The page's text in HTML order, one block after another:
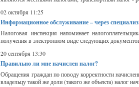
02 октября 11:25
Информационное обслуживание – через
Налоговая инспекция напоминает
получения в электронном виде следующих
20 сентября 13:30
Правильно ли мне начислен налог?
Обращения граждан по поводу корректности
владельцу такой же доли (такого же объекта) налог